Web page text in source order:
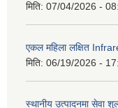
मिति: 07/04/2026 -
एकल महिला लक्षित
मिति: 06/19/2026 -
स्थानीय उत्पादनमा सेवा